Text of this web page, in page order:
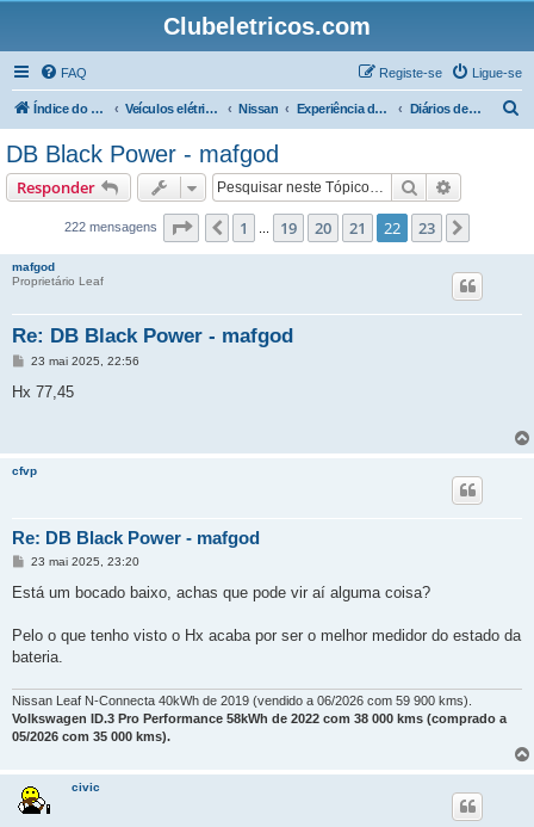
Clubeletricos.com
FAQ Ligue-se
Registe-se
Índice do Fórum Veículos elétricos e híbridos plug-in Nissan Experiência de condução com o Nissan LEAF Diários de Bordo 40 kW.h e 60 kW.h
DB Black Power - mafgod
Responder Pesquisar
222 mensagens Página 22de23
Anterior
1 19 20 21 22 23
mafgod
Proprietário Leaf
Re: DB Black Power - mafgod
M
n
23 mai 2025, 22:56
Hx 77,45
cfvp
Re: DB Black Power - mafgod
M
n
g
m
23 mai 2025, 23:20
Está um bocado baixo, achas que pode vir aí alguma coisa?
Pelo o que tenho visto o Hx acaba por ser o melhor medidor do estado da
bateria.
Nissan Leaf N-Connecta 40kWh de 2019 (vendido a 06/2026 com 59 900 kms).
Volkswagen ID.3 Pro Performance 58kWh de 2022 com 38 000 kms (comprado a
05/2026 com 35 000 kms).
civic